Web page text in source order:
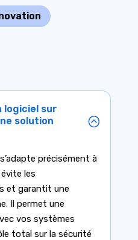
logiciel sur
solution
précisément à
les
et garantit une
Il permet une
vos systèmes
total sur la sécurité